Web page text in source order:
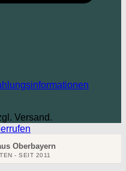
Versand.
Oberbayern
- SEIT 2011